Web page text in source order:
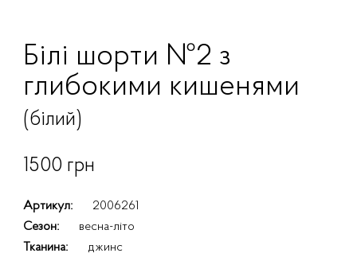
Білі шорти №2 з
глибокими кишенями
(білий)
1500 грн
Артикул:
2006261
Сезон:
весна-літо
Тканина:
джинс